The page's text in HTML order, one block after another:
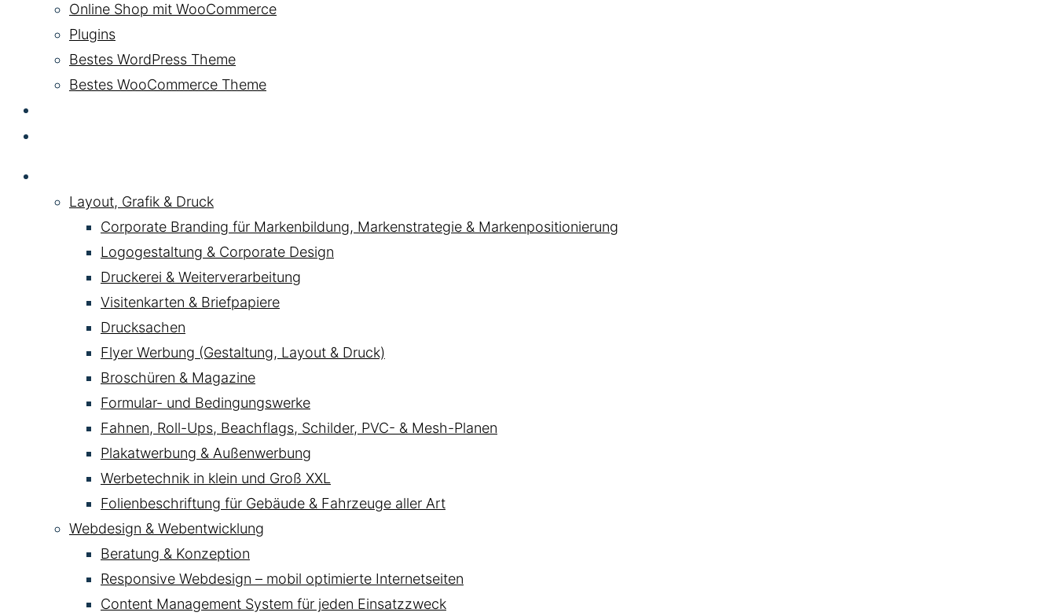
Online Shop mit WooCommerce
Plugins
Bestes WordPress Theme
Bestes WooCommerce Theme
Layout, Grafik & Druck
Corporate Branding für Markenbildung, Markenstrategie & Markenpositionierung
Logogestaltung & Corporate Design
Druckerei & Weiterverarbeitung
Visitenkarten & Briefpapiere
Drucksachen
Flyer Werbung (Gestaltung, Layout & Druck)
Broschüren & Magazine
Formular- und Bedingungswerke
Fahnen, Roll-Ups, Beachflags, Schilder, PVC- & Mesh-Planen
Plakatwerbung & Außenwerbung
Werbetechnik in klein und Groß XXL
Folienbeschriftung für Gebäude & Fahrzeuge aller Art
Webdesign & Webentwicklung
Beratung & Konzeption
Responsive Webdesign – mobil optimierte Internetseiten
Content Management System für jeden Einsatzzweck